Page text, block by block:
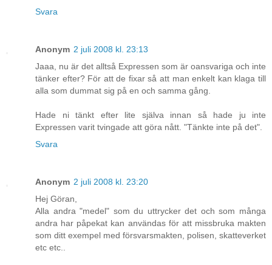
Svara
Anonym 2 juli 2008 kl. 23:13
Jaaa, nu är det alltså Expressen som är oansvariga och inte
tänker efter? För att de fixar så att man enkelt kan klaga till
alla som dummat sig på en och samma gång.
Hade ni tänkt efter lite själva innan så hade ju inte
Expressen varit tvingade att göra nått. "Tänkte inte på det".
Svara
Anonym 2 juli 2008 kl. 23:20
Hej Göran,
Alla andra "medel" som du uttrycker det och som många
andra har påpekat kan användas för att missbruka makten
som ditt exempel med försvarsmakten, polisen, skatteverket
etc etc..